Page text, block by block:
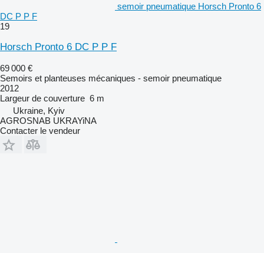
semoir pneumatique Horsch Pronto 6
DC P P F
19
Horsch Pronto 6 DC P P F
69 000 €
Semoirs et planteuses mécaniques - semoir pneumatique
2012
Largeur de couverture 6 m
Ukraine, Kyiv
AGROSNAB UKRAYiNA
Contacter le vendeur